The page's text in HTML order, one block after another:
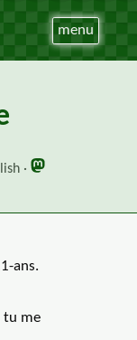
menu
ans.
tu me